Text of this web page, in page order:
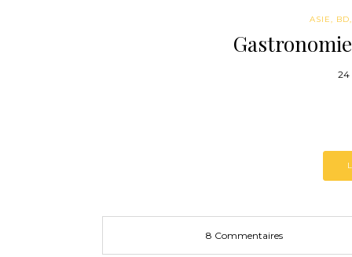
ASIE, BD
24
8 Commentaires